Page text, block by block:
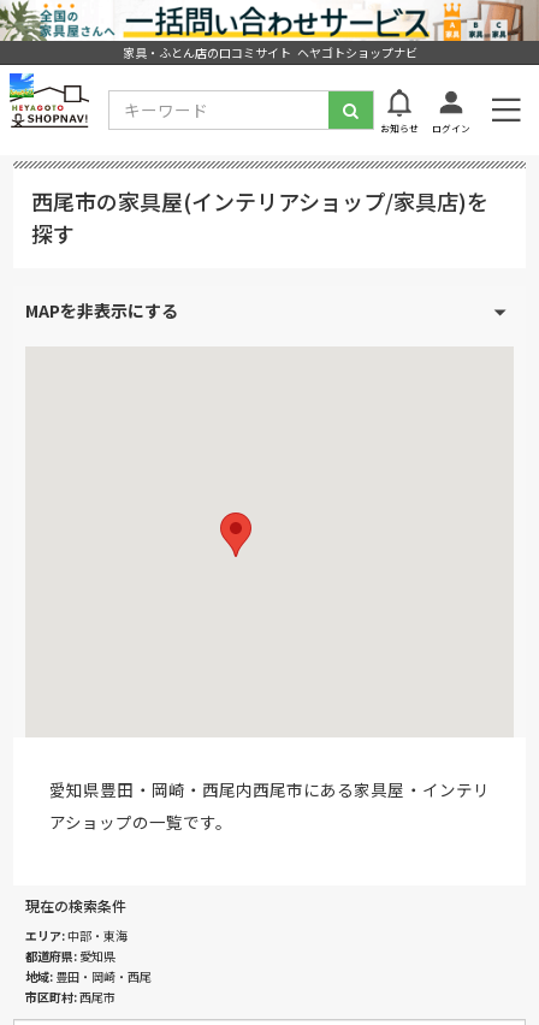
家具・ふとん店の口コミサイト ヘヤゴトショップナビ
お知らせ ログイン
西尾市の家具屋(インテリアショップ/家具店)を
探す
愛知県豊田・岡崎・西尾内西尾市にある家具屋・インテリ
アショップの一覧です。
現在の検索条件
エリア 中部・東海
都道府県 愛知県
地域 豊田・岡崎・西尾
市区町村 西尾市